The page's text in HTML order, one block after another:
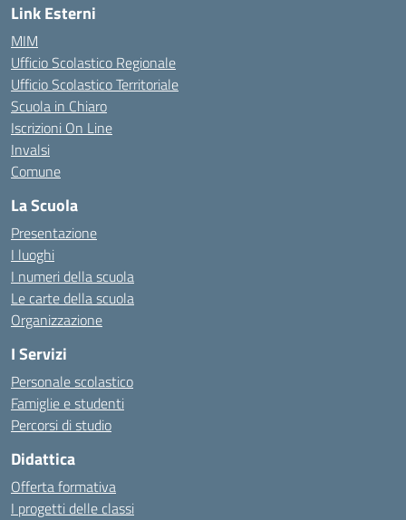
Link Esterni
MIM
Ufficio Scolastico Regionale
Ufficio Scolastico Territoriale
Scuola in Chiaro
Iscrizioni On Line
Invalsi
Comune
La Scuola
Presentazione
I luoghi
I numeri della scuola
Le carte della scuola
Organizzazione
I Servizi
Personale scolastico
Famiglie e studenti
Percorsi di studio
Didattica
Offerta formativa
I progetti delle classi